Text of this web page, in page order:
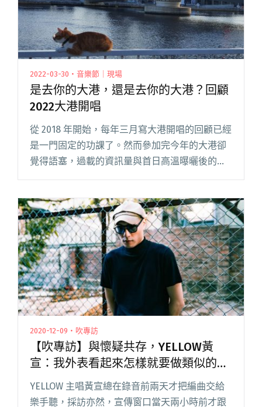
2022-03-30・音樂節｜現場
是去你的大港，還是去你的大港？回顧
2022大港開唱
從 2018 年開始，每年三月寫大港開唱的回顧已經
是一門固定的功課了。然而參加完今年的大港卻
覺得語塞，過載的資訊量與首日高溫曝曬後的疲
憊，即使活動兩天過去仍未完全消化消退。或許
還包括該如何回應今年大閱讀全文 "是去你的大
港，還是去你的大港？回顧2022大港開唱"
2020-12-09・吹專訪
【吹專訪】與懷疑共存，YELLOW黃
宣：我外表看起來怎樣就要做類似的音
樂嗎？
YELLOW 主唱黃宣總在錄音前兩天才把編曲交給
樂手聽，採訪亦然，宣傳窗口當天兩小時前才跟